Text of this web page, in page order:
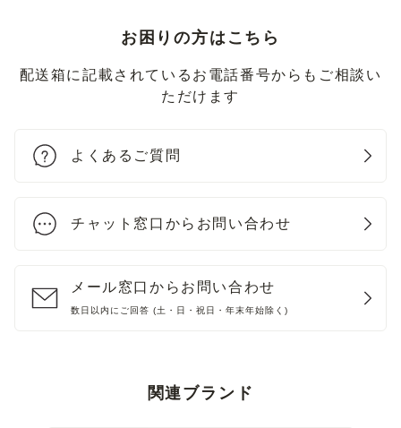
お困りの方はこちら
配送箱に記載されているお電話番号からもご相談い
ただけます
よくあるご質問
チャット窓口からお問い合わせ
メール窓口からお問い合わせ
数日以内にご回答 (土・日・祝日・年末年始除く)
関連ブランド